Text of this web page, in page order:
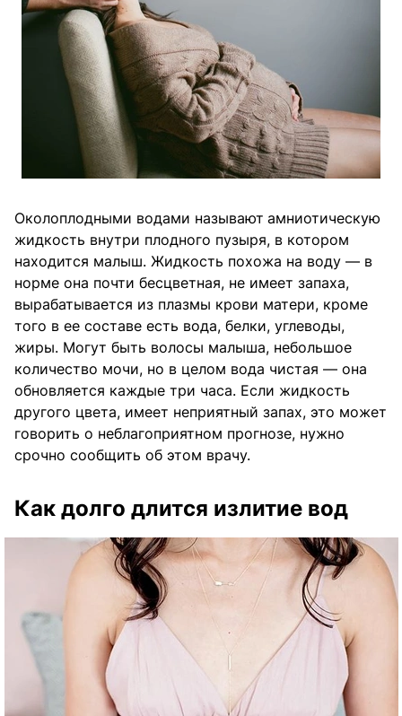
Околоплодными водами называют амниотическую
жидкость внутри плодного пузыря, в котором
находится малыш. Жидкость похожа на воду — в
норме она почти бесцветная, не имеет запаха,
вырабатывается из плазмы крови матери, кроме
того в ее составе есть вода, белки, углеводы,
жиры. Могут быть волосы малыша, небольшое
количество мочи, но в целом вода чистая — она
обновляется каждые три часа. Если жидкость
другого цвета, имеет неприятный запах, это может
говорить о неблагоприятном прогнозе, нужно
срочно сообщить об этом врачу.
Как долго длится излитие вод